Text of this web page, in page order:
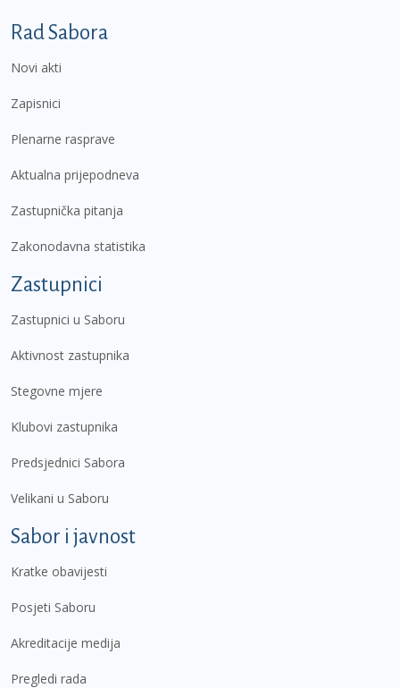
Podnožje prvi izbornik
Rad Sabora
Novi akti
Zapisnici
Plenarne rasprave
Aktualna prijepodneva
Zastupnička pitanja
Zakonodavna statistika
Zastupnici
Zastupnici u Saboru
Aktivnost zastupnika
Stegovne mjere
Klubovi zastupnika
Predsjednici Sabora
Velikani u Saboru
Sabor i javnost
Kratke obavijesti
Posjeti Saboru
Akreditacije medija
Pregledi rada